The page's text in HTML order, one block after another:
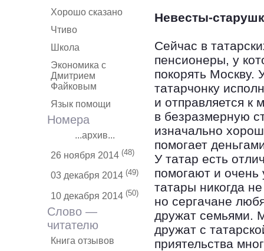
Хорошо сказано
Чтиво
Школа
Экономика с
Дмитрием
Файковым
Язык помощи
Номера
...архив...
26 ноября 2014 (48)
03 декабря 2014 (49)
10 декабря 2014 (50)
Слово —
читателю
Книга отзывов
Невесты-
Сейчас в
пенсионеры, у
покорять Москву.
татарчонку
и отправляется к
в безразмерную
изначально
помогает
У татар есть
помогают и
татары никогда
но сергачане
дружат семьями.
дружат с
приятельства